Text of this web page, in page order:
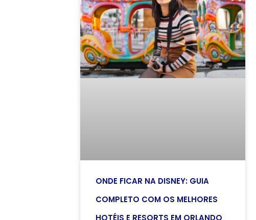
ONDE FICAR NA DISNEY: GUIA
COMPLETO COM OS MELHORES